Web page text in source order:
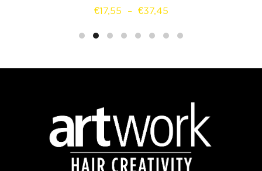
€17,55 – €37,45Plage
prix :
à